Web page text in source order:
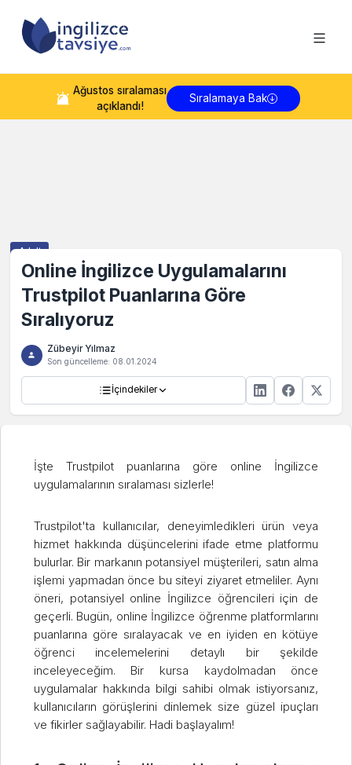
Ağustos sıralaması
açıklandı!
Sıralamaya Bak
Adult
Online İngilizce Uygulamalarını
Trustpilot Puanlarına Göre
Sıralıyoruz
Zübeyir Yılmaz
Son güncelleme: 08.01.2024
İçindekiler
İşte Trustpilot puanlarına göre online İngilizce
uygulamalarının sıralaması sizlerle!
Trustpilot'ta kullanıcılar, deneyimledikleri ürün veya
hizmet hakkında düşüncelerini ifade etme platformu
bulurlar. Bir markanın potansiyel müşterileri, satın alma
işlemi yapmadan önce bu siteyi ziyaret etmeliler. Aynı
öneri, potansiyel online İngilizce öğrencileri için de
geçerli. Bugün, online İngilizce öğrenme platformlarını
puanlarına göre sıralayacak ve en iyiden en kötüye
öğrenci incelemelerini detaylı bir şekilde
inceleyeceğim. Bir kursa kaydolmadan önce
uygulamalar hakkında bilgi sahibi olmak istiyorsanız,
kullanıcıların görüşlerini dinlemek size güzel ipuçları
ve fikirler sağlayabilir. Hadi başlayalım!